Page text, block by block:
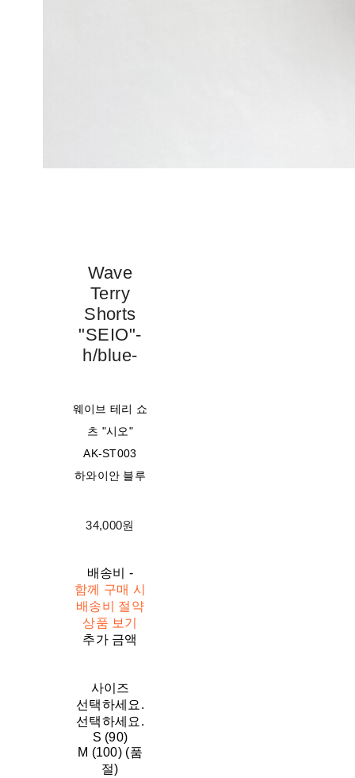
Wave
Terry
Shorts
"SEIO"-
h/blue-
웨이브 테리 쇼
츠 "시오"
AK-ST003
하와이안 블루
34,000원
배송비 -
함께 구매 시
배송비 절약
상품 보기
추가 금액
사이즈
선택하세요.
선택하세요.
S (90)
M (100) (품
절)